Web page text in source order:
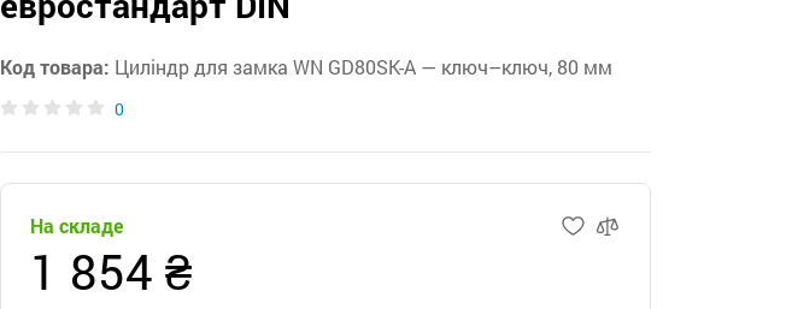
Код товара: Циліндр для замка WN GD80SK-A — ключ–ключ, 80 мм
0
На складе
1 854 ₴